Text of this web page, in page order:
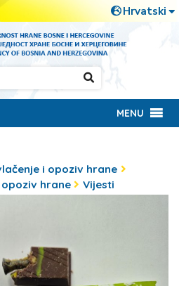
MENU
i opoziv hrane
hrane
Vijesti